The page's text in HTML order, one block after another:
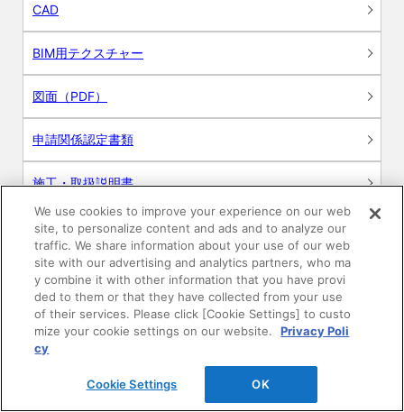
CAD
BIM用テクスチャー
図面（PDF）
申請関係認定書類
施工・取扱説明書
動画
シミュレーションツール
24時間換気システム〈エアスマート〉
簡易設計見積ソフト
R&Dセンター環境測定・分析サービス
We use cookies to improve your experience on our web
site, to personalize content and ads and to analyze our
traffic. We share information about your use of our web
site with our advertising and analytics partners, who ma
y combine it with other information that you have provi
ded to them or that they have collected from your use
of their services. Please click [Cookie Settings] to custo
mize your cookie settings on our website.
Privacy Poli
cy
Cookie Settings OK